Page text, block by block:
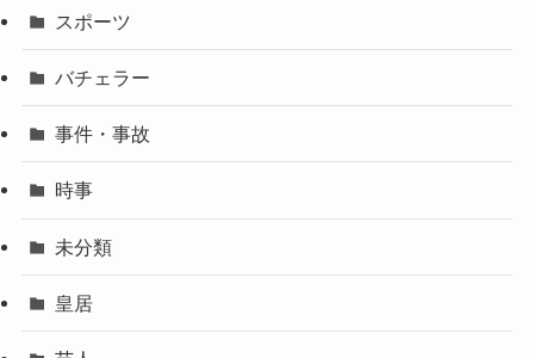
スポーツ
バチェラー
事件・事故
時事
未分類
皇居